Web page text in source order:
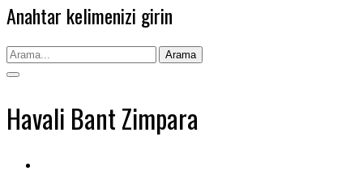
Anahtar kelimenizi girin
Arama
Havali Bant Zimpara